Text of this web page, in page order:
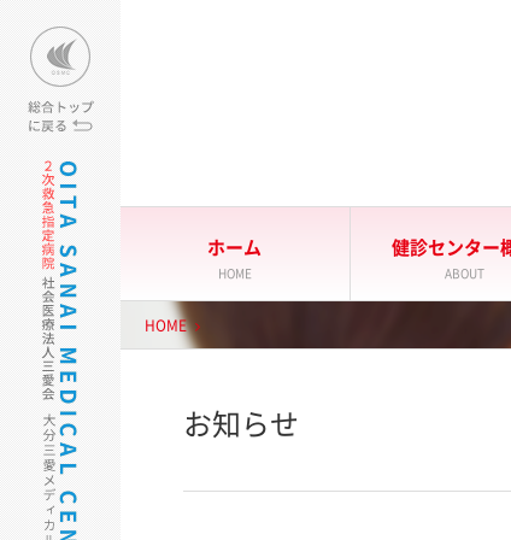
ホーム
HOME
健診センター
ABOUT
HOME
お知らせ